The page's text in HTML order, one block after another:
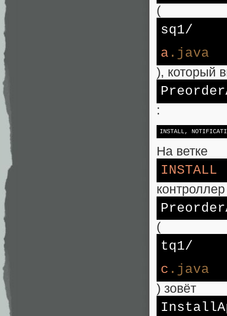
(
sq1/
a .java
), который
:
INSTALL,
На ветке
INSTALL
контроллер
(
tq1/
c .java
) зовёт